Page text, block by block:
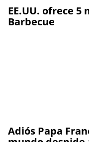
EE.UU. ofrece
Barbecue
Adiós Papa